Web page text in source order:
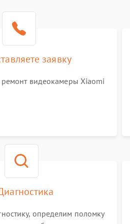
заявку
ремонт видеокамеры Xiaomi
определим поломку